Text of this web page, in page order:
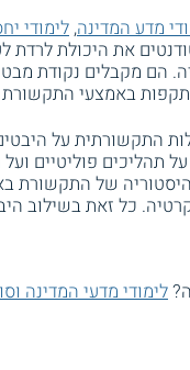
מדע המדינה,לימודי
את היכולת לרדת
מקבלים נקודת מבט
באמצעי
התקשורתית על
תהליכים פוליטיים
של התקשורת
כל זאת בשילוב
לימודי מדעי המדינה